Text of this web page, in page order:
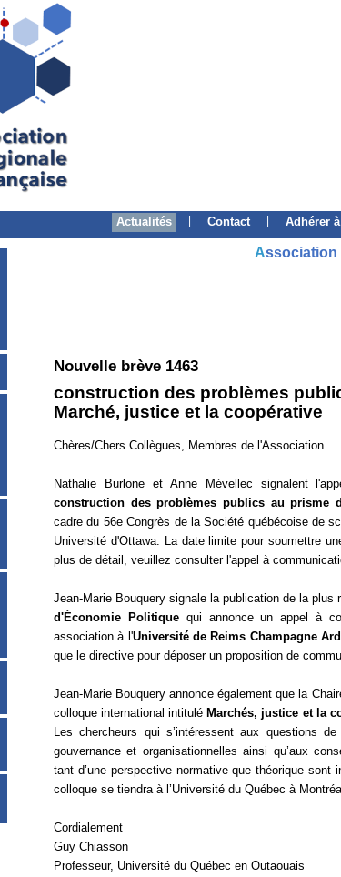
Actualités Contact Adhérer
Association
Nouvelle brève 1463
construction des problèmes
Marché, justice et la coopérative
Chères/Chers Collègues, Membres de l'Association
Nathalie Burlone et Anne Mévellec signalent
construction des problèmes publics au prisme
cadre du 56e Congrès de la Société québécoise de
Université d'Ottawa. La date limite pour soumettre
plus de détail, veuillez consulter l'appel à
Jean-Marie Bouquery signale la publication de la plus
d'Économie Politiquequi annonce un appel à
association à l'Université de Reims Champagne
que le directive pour déposer un proposition de
Jean-Marie Bouquery annonce également que la
colloque international intitulé Marchés, justice et la
Les chercheurs qui s’intéressent aux questions
gouvernance et organisationnelles ainsi qu’aux
tant d’une perspective normative que théorique
colloque se tiendra à l’Université du Québec à
Cordialement
Guy Chiasson
Professeur, Université du Québec en Outaouais